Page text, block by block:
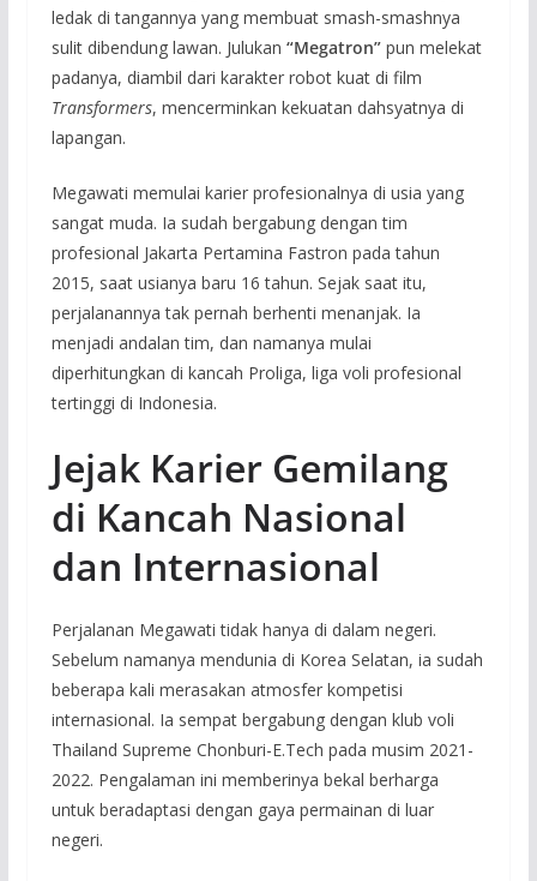
ledak di tangannya yang membuat smash-smashnya
sulit dibendung lawan. Julukan “Megatron”pun melekat
padanya, diambil dari karakter robot kuat di film
Transformers, mencerminkan kekuatan dahsyatnya di
lapangan.
Megawati memulai karier profesionalnya di usia yang
sangat muda. Ia sudah bergabung dengan tim
profesional Jakarta Pertamina Fastron pada tahun
2015, saat usianya baru 16 tahun. Sejak saat itu,
perjalanannya tak pernah berhenti menanjak. Ia
menjadi andalan tim, dan namanya mulai
diperhitungkan di kancah Proliga, liga voli profesional
tertinggi di Indonesia.
Jejak Karier Gemilang
di Kancah Nasional
dan Internasional
Perjalanan Megawati tidak hanya di dalam negeri.
Sebelum namanya mendunia di Korea Selatan, ia sudah
beberapa kali merasakan atmosfer kompetisi
internasional. Ia sempat bergabung dengan klub voli
Thailand Supreme Chonburi-E.Tech pada musim 2021-
2022. Pengalaman ini memberinya bekal berharga
untuk beradaptasi dengan gaya permainan di luar
negeri.